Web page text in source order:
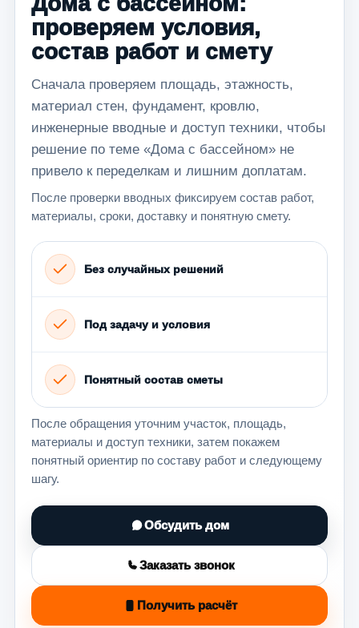
проверяем условия,
состав работ и смету
Сначала проверяем площадь, этажность,
материал стен, фундамент, кровлю,
инженерные вводные и доступ техники, чтобы
решение по теме «Дома с бассейном» не
привело к переделкам и лишним доплатам.
После проверки вводных фиксируем состав работ,
материалы, сроки, доставку и понятную смету.
Без случайных решений
Под задачу и условия
Понятный состав сметы
После обращения уточним участок, площадь,
материалы и доступ техники, затем покажем
понятный ориентир по составу работ и следующему
шагу.
Обсудить дом
Заказать звонок
Получить расчёт